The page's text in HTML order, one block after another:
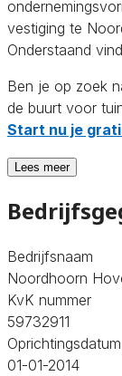
vestiging te
Onderstaand
Ben je op zoek
de buurt voor
Start nu je
Lees meer
Bedrijfsnaam
Noordhoorn
KvK nummer
59732911
Oprichtingsdatum
01-01-2014